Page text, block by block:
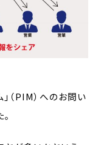
（PIM）へのお問い